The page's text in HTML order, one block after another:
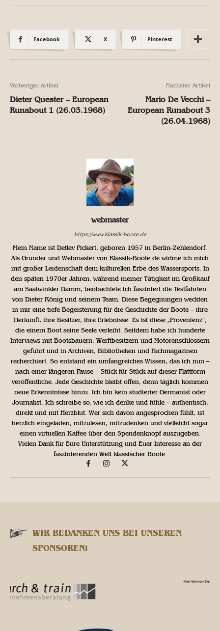
Facebook X Pinterest
Vorheriger Artikel
Dieter Quester – European
Runabout 1 (26.03.1968)
Nächster Artikel
Mario De Vecchi –
European Runabout 3
(26.04.1968)
webmaster
https://www.klassik-boote.de
Mein Name ist Detlev Pickert, geboren 1957 in Berlin-Zehlendorf.
Als Gründer und Webmaster von Klassik-Boote.de widme ich mich
mit großer Leidenschaft dem kulturellen Erbe des Wassersports. In
den späten 1970er Jahren, während meiner Tätigkeit im Großkauf
am Saatwinkler Damm, beobachtete ich fasziniert die Testfahrten
von Dieter König und seinem Team. Diese Begegnungen weckten
in mir eine tiefe Begeisterung für die Geschichte der Boote – ihre
Herkunft, ihre Besitzer, ihre Erlebnisse. Es ist diese „Provenienz“,
die einem Boot seine Seele verleiht. Seitdem habe ich hunderte
Interviews mit Bootsbauern, Werftbesitzern und Motorenschlossern
geführt und in Archiven, Bibliotheken und Fachmagazinen
recherchiert. So entstand ein umfangreiches Wissen, das ich nun –
nach einer längeren Pause – Stück für Stück auf dieser Plattform
veröffentliche. Jede Geschichte bleibt offen, denn täglich kommen
neue Erkenntnisse hinzu. Ich bin kein studierter Germanist oder
Journalist. Ich schreibe so, wie ich denke und fühle – authentisch,
direkt und mit Herzblut. Wer sich davon angesprochen fühlt, ist
herzlich eingeladen, mitzulesen, mitzudenken und vielleicht sogar
einen virtuellen Kaffee über den Spendenknopf auszugeben.
Vielen Dank für Eure Unterstützung und Euer Interesse an der
faszinierenden Welt klassischer Boote.
WIR BEDANKEN UNS BEI UNSEREN
SPONSOREN!